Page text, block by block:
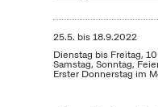
25.5. bis18.9.2022
Dienstag bis Freitag,
Samstag, Sonntag,
Erster Donnerstag im